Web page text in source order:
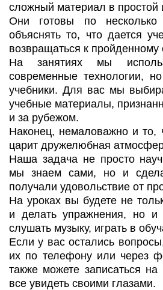
сложный материал в простой
Они готовы по
объяснять то, что дается
возвращаться к пройденному
На занятиях мы
современные технологии,
учебники. Для вас мы
учебные материалы,
и за рубежом.
Наконец, немаловажно и
царит дружелюбная
Наша задача не просто
мы знаем сами, но и
получали удовольствие от
На уроках вы будете не
и делать упражнения, но и
слушать музыку, играть в
Если у вас остались
их по телефону или через
также можете записаться
все увидеть своими глазами.